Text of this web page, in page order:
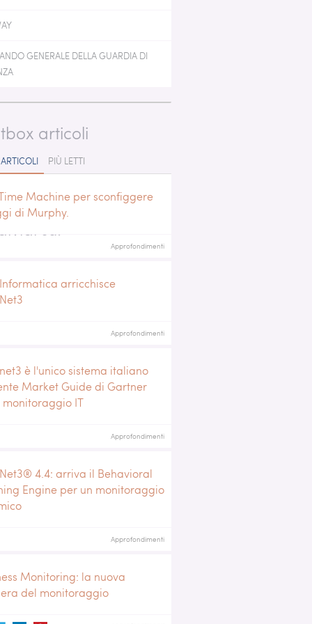
GENERALE DELLA GUARDIA DI
articoli
PIÙ LETTI
Machine per sconfiggere
di Murphy.
Approfondimenti
arricchisce
Approfondimenti
è l'unico sistema italiano
Market Guide di Gartner
monitoraggio IT
Approfondimenti
4.4: arriva il Behavioral
Engine per un monitoraggio
Approfondimenti
Monitoring: la nuova
del monitoraggio
su: